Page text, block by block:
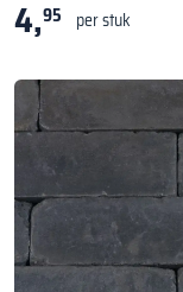
4,95 per stuk